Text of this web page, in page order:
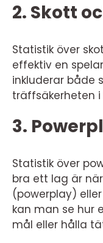
2. Skott
Statistik över
effektiv en
inkluderar både
träffsäkerheten
3.
Statistik över
bra ett lag är
(powerplay)
kan man se hur
mål eller hålla